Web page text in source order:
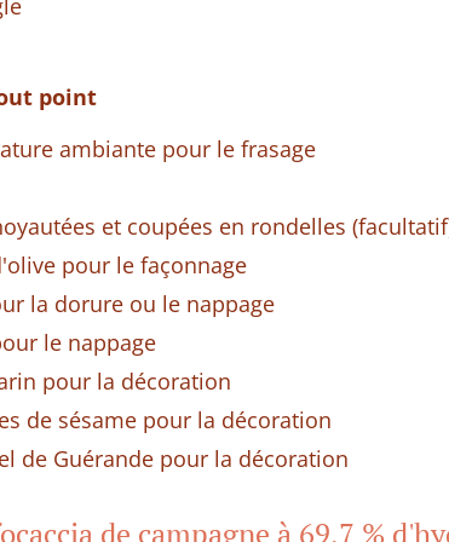
point
ambiante pour le frasage
et coupées en rondelles
pour le façonnage
la dorure ou le nappage
le nappage
pour la décoration
de sésame pour la décoration
de Guérande pour la décoration
de campagne à 69,7 %